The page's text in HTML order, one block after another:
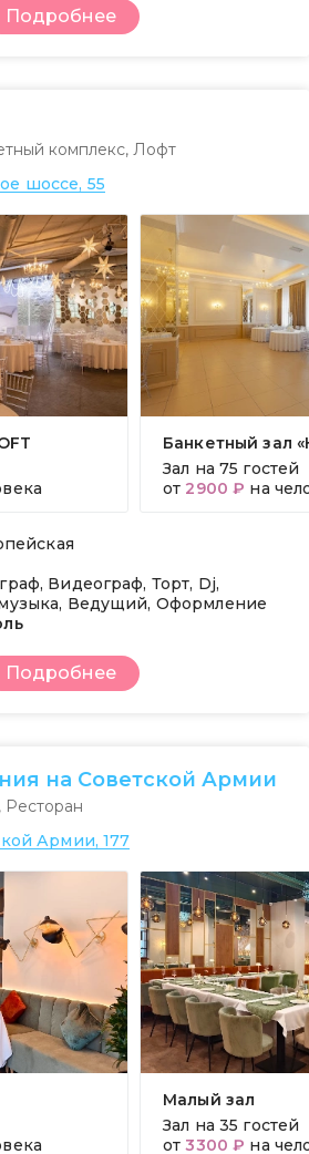
Подробнее
комплекс, Лофт
шоссе, 55
Банкетный зал
Зал на 75 гостей
от 2900 ₽ на
Видеограф, Торт, Dj,
Ведущий, Оформление
Подробнее
на Советской Армии
, Ресторан
Армии, 177
Малый зал
Зал на 35 гостей
от3300 ₽ на